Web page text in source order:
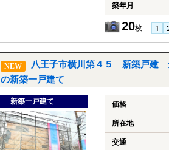
築年月
20枚
NEW
八王子市横川第４５ 新築戸建
の新築一戸建て
新築一戸建て 価格
所在地
交通